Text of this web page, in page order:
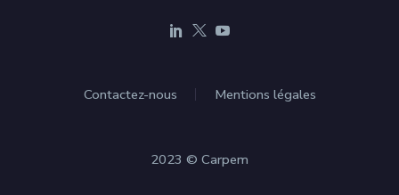
Contactez-nous Mentions légales
2023 © Carpem